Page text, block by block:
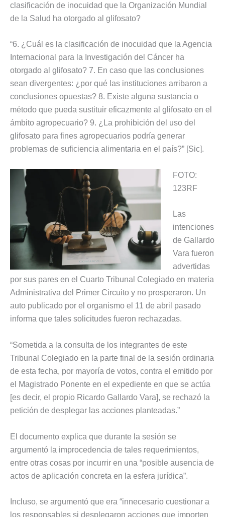
clasificación de inocuidad que la Organización Mundial
de la Salud ha otorgado al glifosato?
“6. ¿Cuál es la clasificación de inocuidad que la Agencia
Internacional para la Investigación del Cáncer ha
otorgado al glifosato? 7. En caso que las conclusiones
sean divergentes: ¿por qué las instituciones arribaron a
conclusiones opuestas? 8. Existe alguna sustancia o
método que pueda sustituir eficazmente al glifosato en el
ámbito agropecuario? 9. ¿La prohibición del uso del
glifosato para fines agropecuarios podría generar
problemas de suficiencia alimentaria en el país?” [Sic].
FOTO:
123RF
Las
intenciones
de Gallardo
Vara fueron
advertidas
por sus pares en el Cuarto Tribunal Colegiado en materia
Administrativa del Primer Circuito y no prosperaron. Un
auto publicado por el organismo el 11 de abril pasado
informa que tales solicitudes fueron rechazadas.
“Sometida a la consulta de los integrantes de este
Tribunal Colegiado en la parte final de la sesión ordinaria
de esta fecha, por mayoría de votos, contra el emitido por
el Magistrado Ponente en el expediente en que se actúa
[es decir, el propio Ricardo Gallardo Vara], se rechazó la
petición de desplegar las acciones planteadas.”
El documento explica que durante la sesión se
argumentó la improcedencia de tales requerimientos,
entre otras cosas por incurrir en una “posible ausencia de
actos de aplicación concreta en la esfera jurídica”.
Incluso, se argumentó que era “innecesario cuestionar a
los responsables si desplegaron acciones que importen